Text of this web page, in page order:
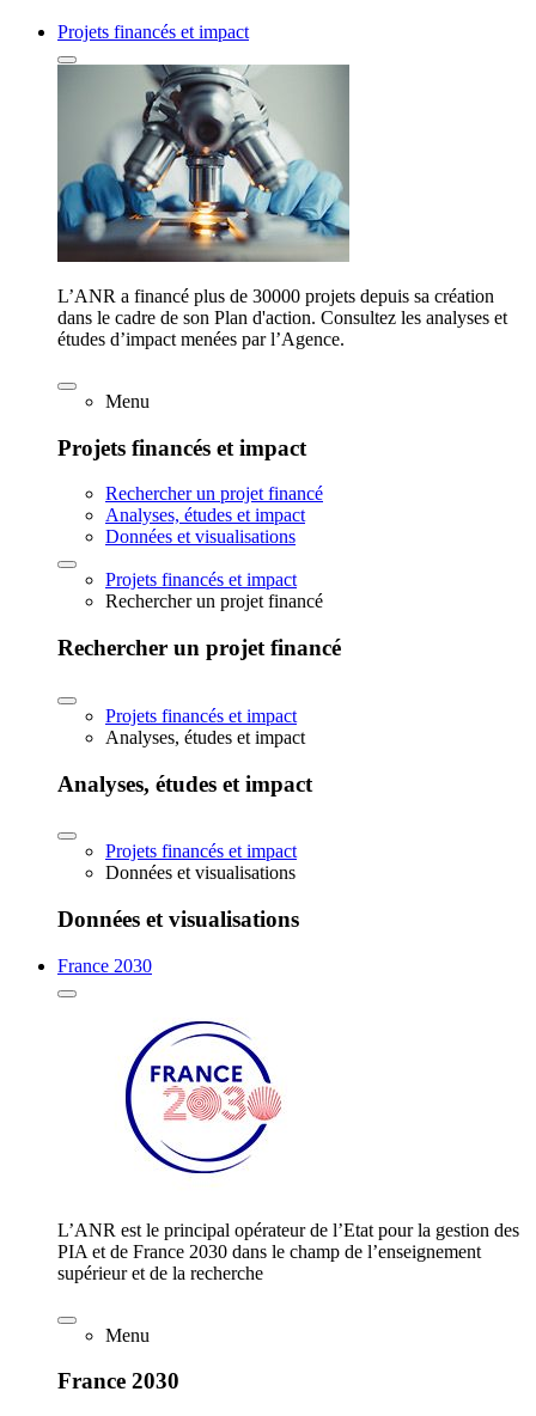
Projets financés et impact
L’ANR a financé plus de 30000 projets depuis sa création
dans le cadre de son Plan d'action. Consultez les analyses et
études d’impact menées par l’Agence.
Menu
Projets financés et impact
Rechercher un projet financé
Analyses, études et impact
Données et visualisations
Projets financés et impact
Rechercher un projet financé
Rechercher un projet financé
Projets financés et impact
Analyses, études et impact
Analyses, études et impact
Projets financés et impact
Données et visualisations
Données et visualisations
France 2030
L’ANR est le principal opérateur de l’Etat pour la gestion des
PIA et de France 2030 dans le champ de l’enseignement
supérieur et de la recherche
Menu
France 2030